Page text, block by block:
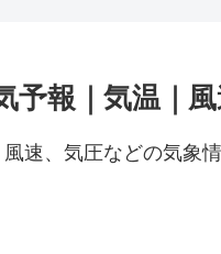
予報｜気温｜
速、気圧などの気象